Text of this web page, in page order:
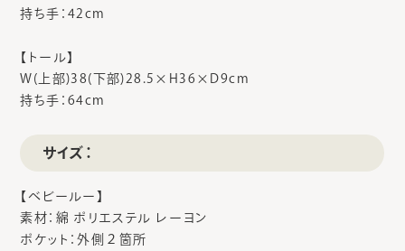
持ち手：42cm
【トール】
W(上部)38(下部)28.5×H36×D9cm
持ち手：64cm
サイズ：
【ベビールー】
素材：綿 ポリエステル レーヨン
ポケット：外側２箇所